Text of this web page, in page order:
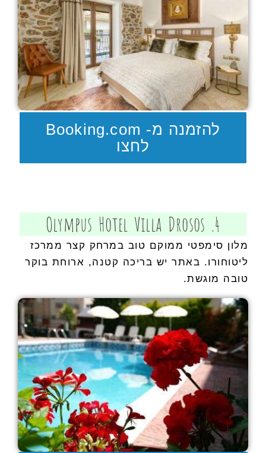
להזמנה מ- Booking.com
לחצו
4. Olympus Hotel Villa Drosos
מלון סימפטי ממוקם טוב במרחק קצר ממרכז
ליטוחורו. באתר יש בריכה קטנה, ארוחת בוקר
טובה מוגשת.